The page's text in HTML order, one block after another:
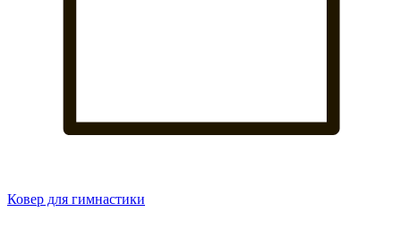
Ковер для гимнастики